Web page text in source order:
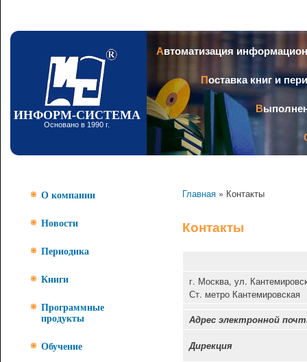
ИНФОРМ-СИСТЕМА
Основано в 1990 г.
Автоматизация
Поставка книг и
О компании
Новости
Периодика
Книги
Программные
продукты
Обучение
Главная » Контакты
Контакты
г. Москва, ул.
Ст. метро Кантемировская
Адрес электронной
Дирекция